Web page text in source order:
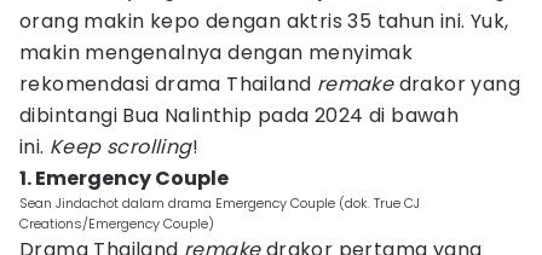
orang makin kepo dengan aktris 35 tahun ini. Yuk,
makin mengenalnya dengan menyimak
rekomendasi drama Thailand remakedrakor yang
dibintangi Bua Nalinthip pada 2024 di bawah
ini. Keep scrolling!
1. Emergency Couple
Sean Jindachot dalam drama Emergency Couple (dok. True CJ
Creations/Emergency Couple)